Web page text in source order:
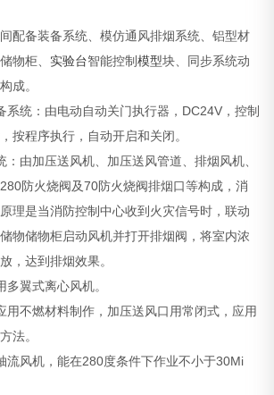
配备装备系统、模仿通风排烟系统、铝型材
物柜、 实验台智能控制模型块、同步系统动
成。
系统：由电动自动关门执行器，DC24V，控制
按程序执行，自动开启和关闭。
：由加压送风机、加压送风管道、排烟风机、
防火烧阀及70防火烧阀排烟口等构成，消
理是当消防控制中心收到火灾信号时，联动
物储物柜启动风机并打开排烟阀，将室内浓
，达到排烟效果。
多翼式离心风机。
用不燃材料制作，加压送风口用常闭式，应用
法。
流风机，能在280度条件下作业不小于30Mi